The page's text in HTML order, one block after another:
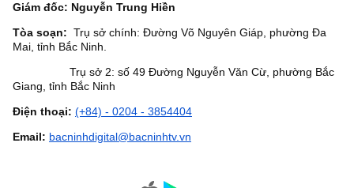
Giám đốc: Nguyễn Trung Hiền
Tòa soạn: Trụ sở chính: Đường Võ Nguyên Giáp, phường Đa
Mai, tỉnh Bắc Ninh.
Trụ sở 2: số 49 Đường Nguyễn Văn Cừ, phường Bắc
Giang, tỉnh Bắc Ninh
Điện thoại: (+84) - 0204 - 3854404
Email: bacninhdigital@bacninhtv.vn